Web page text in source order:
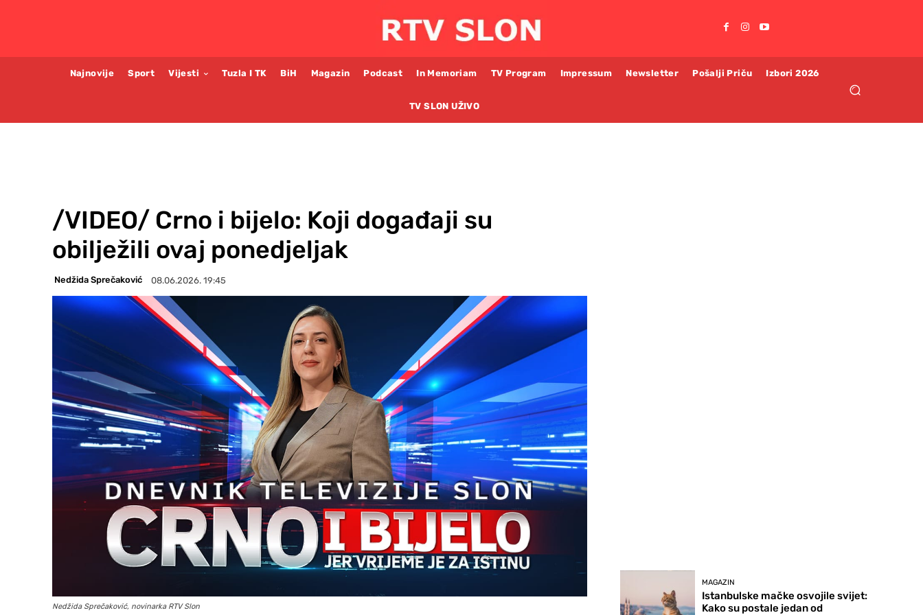
Najnovije Sport Vijesti Tuzla I TK BiH Magazin Podcast In Memoriam TV Program Impressum Newsletter Pošalji Priču Izbori 2026
TV SLON UŽIVO
/VIDEO/ Crno i bijelo: Koji događaji su
obilježili ovaj ponedjeljak
Nedžida Sprečaković 08.06.2026. 19:45
Nedžida Sprečaković, novinarka RTV Slon
MAGAZIN
Istanbulske mačke osvojile svijet:
Kako su postale jedan od